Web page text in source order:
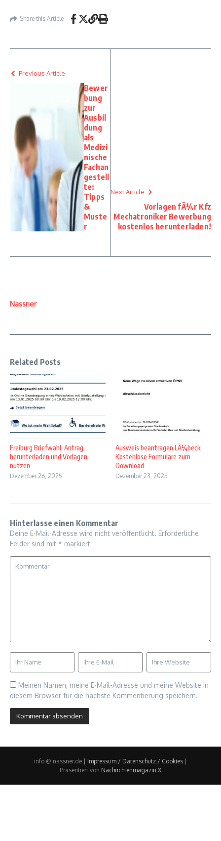
Share this Article
Previous Article
Bewer
bung
zur
Ausbil
dung
als
Medizi
nische
Fachan
gestell
te:
Tipps
&
Muste
r
Next Article
Vorlagen fÃ¼r Kfz
Mechatroniker Bewerbung
kostenlos herunterladen!
Nassner
Related Posts
Freiburg Briefwahl: Antrag
herunterladen und Vorlagen
nutzen
Dezember 26, 2025
Ausweis beantragen LÃ¼beck:
Kostenlose Formulare zum
Download
Dezember 23, 2025
Hinterlasse einen Kommentar
Deine E-Mail-Adresse wird nicht veröffentlicht. Erforderliche
Felder sind mit * markiert
Meinen Namen, meine E-Mail-Adresse und meine Website in
diesem Browser für die nächste Kommentierung speichern.
info @ nassner.de | Impressum / Datenschutz / Cookies |
Präsentiert von Nachrichtenmagazin X